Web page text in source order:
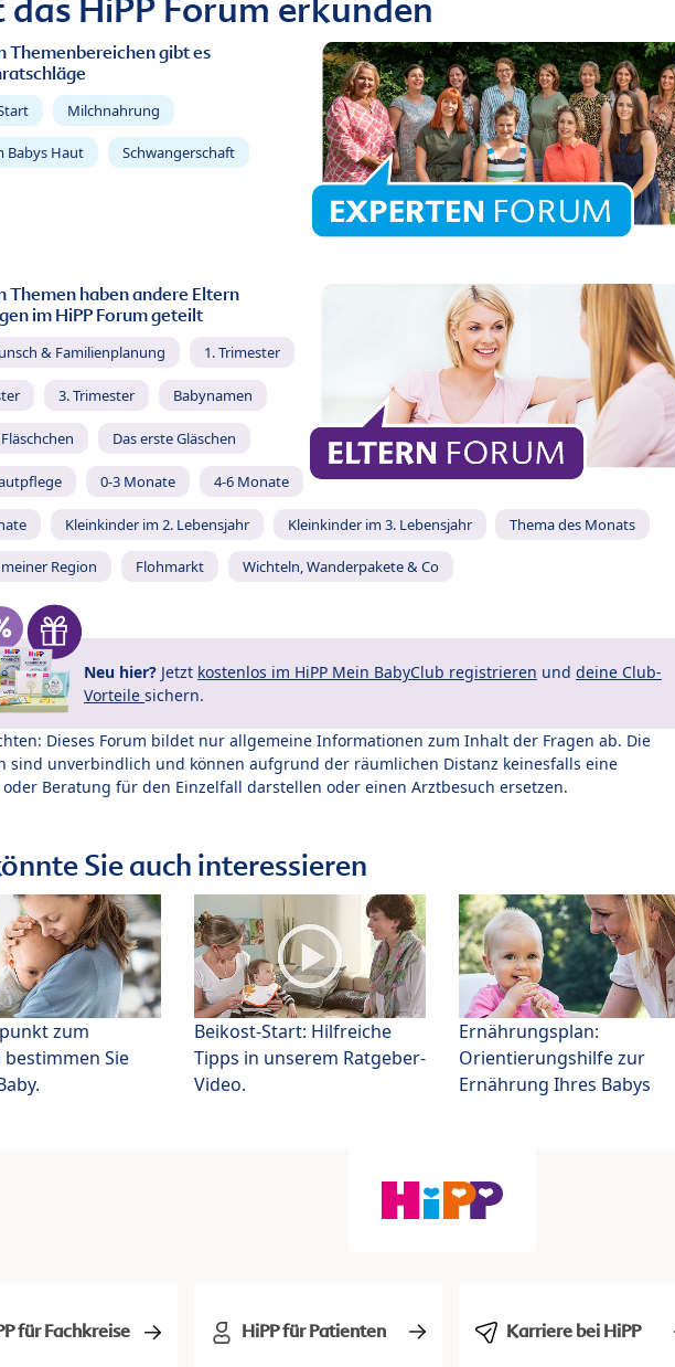
Themenbereichen gibt es
Milchnahrung
Babys Haut Schwangerschaft
Themen haben andere Eltern
im HiPP Forum geteilt
& Familienplanung 1. Trimester
3. Trimester Babynamen
Das erste Gläschen
0-3 Monate 4-6 Monate
Kleinkinder im 2. Lebensjahr Kleinkinder im 3. Lebensjahr Thema des Monats
Region Flohmarkt Wichteln, Wanderpakete & Co
Neu hier? Jetzt kostenlos im HiPP Mein BabyClub registrieren und deine Club-
Vorteile sichern.
Dieses Forum bildet nur allgemeine Informationen zum Inhalt der Fragen ab. Die
sind unverbindlich und können aufgrund der räumlichen Distanz keinesfalls eine
oder Beratung für den Einzelfall darstellen oder einen Arztbesuch ersetzen.
Sie auch interessieren
zum
Sie
Beikost-Start: Hilfreiche
Tipps in unserem Ratgeber-
Video.
Ernährungsplan:
Orientierungshilfe zur
Ernährung Ihres Babys
für Fachkreise HiPP für Patienten Karriere bei HiPP